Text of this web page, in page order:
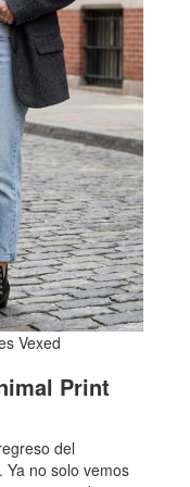
Vexed
Print
del
no solo vemos